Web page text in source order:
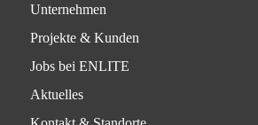
Unternehmen
Projekte & Kunden
Jobs bei ENLITE
Aktuelles